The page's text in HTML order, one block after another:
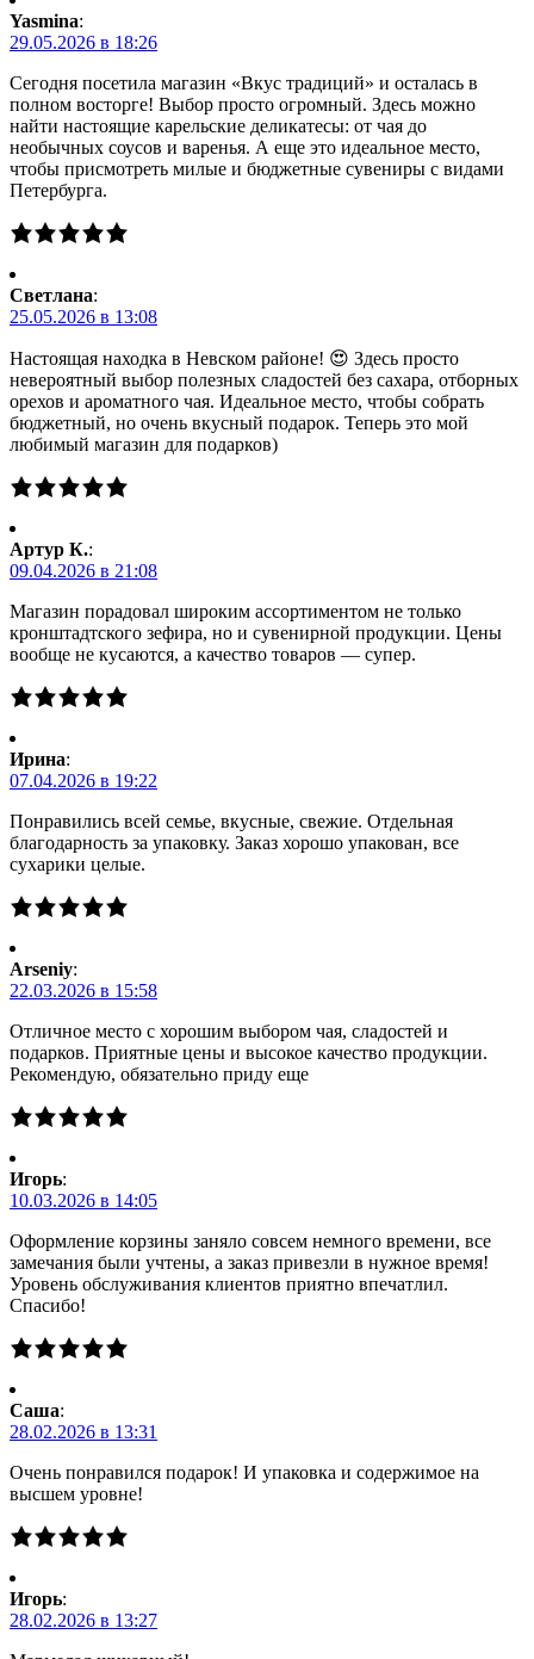
Yasmina:
29.05.2026 в 18:26
Сегодня посетила магазин «Вкус традиций» и осталась в
полном восторге! Выбор просто огромный. Здесь можно
найти настоящие карельские деликатесы: от чая до
необычных соусов и варенья. А еще это идеальное место,
чтобы присмотреть милые и бюджетные сувениры с видами
Петербурга.
Светлана:
25.05.2026 в 13:08
Настоящая находка в Невском районе! 😍 Здесь просто
невероятный выбор полезных сладостей без сахара, отборных
орехов и ароматного чая. Идеальное место, чтобы собрать
бюджетный, но очень вкусный подарок. Теперь это мой
любимый магазин для подарков)
Артур К.:
09.04.2026 в 21:08
Магазин порадовал широким ассортиментом не только
кронштадтского зефира, но и сувенирной продукции. Цены
вообще не кусаются, а качество товаров — супер.
Ирина:
07.04.2026 в 19:22
Понравились всей семье, вкусные, свежие. Отдельная
благодарность за упаковку. Заказ хорошо упакован, все
сухарики целые.
Arseniy:
22.03.2026 в 15:58
Отличное место с хорошим выбором чая, сладостей и
подарков. Приятные цены и высокое качество продукции.
Рекомендую, обязательно приду еще
Игорь:
10.03.2026 в 14:05
Оформление корзины заняло совсем немного времени, все
замечания были учтены, а заказ привезли в нужное время!
Уровень обслуживания клиентов приятно впечатлил.
Спасибо!
Саша:
28.02.2026 в 13:31
Очень понравился подарок! И упаковка и содержимое на
высшем уровне!
Игорь:
28.02.2026 в 13:27